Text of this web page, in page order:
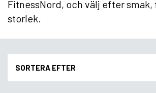
FitnessNord, och välj efter smak,
storlek.
SORTERA EFTER